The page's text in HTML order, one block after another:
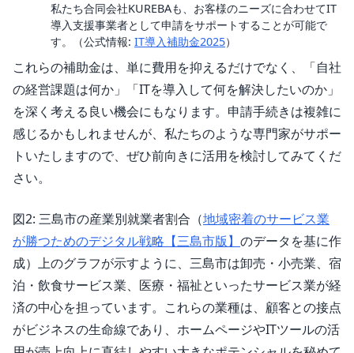
私たち合同会社KUREBAも、お客様のニーズに合わせてIT
導入支援事業者として申請をサポートすることが可能で
す。（公式情報: IT導入補助金2025）
これらの補助金は、単に費用を抑えるだけでなく、「自社
の経営課題は何か」「ITを導入して何を解決したいのか」
を深く考える良い機会にもなります。申請手続きは複雑に
感じるかもしれませんが、私たちのような専門家がサポー
トいたしますので、ぜひ前向きに活用を検討してみてくだ
さい。
図2: 三島市の産業別就業者割合（地域密着のサービス業
が勝つためのデジタル戦略【三島市版】 のデータを基に作
成）上のグラフが示すように、三島市は卸売・小売業、宿
泊・飲食サービス業、医療・福祉といったサービス業が経
済の中心を担っています。これらの業種は、顧客との接点
がビジネスの生命線であり、ホームページやITツールの活